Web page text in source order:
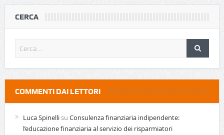
CERCA
COMMENTI DAI LETTORI
Luca Spinellisu Consulenza finanziaria indipendente:
l’educazione finanziaria al servizio dei risparmiatori